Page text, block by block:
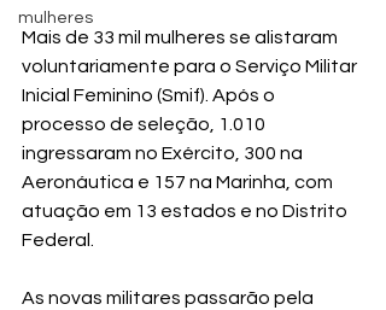
mulheres
Mais de 33 mil mulheres se alistaram
voluntariamente para o Serviço Militar
Inicial Feminino (Smif). Após o
processo de seleção, 1.010
ingressaram no Exército, 300 na
Aeronáutica e 157 na Marinha, com
atuação em 13 estados e no Distrito
Federal.
As novas militares passarão pela